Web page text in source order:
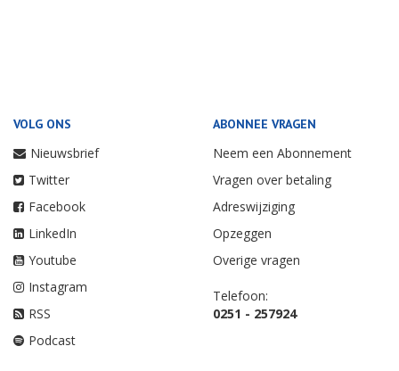
VOLG ONS
Nieuwsbrief
Twitter
Facebook
LinkedIn
Youtube
Instagram
RSS
Podcast
ABONNEE VRAGEN
Neem een Abonnement
Vragen over betaling
Adreswijziging
Opzeggen
Overige vragen
Telefoon:
0251 - 257924